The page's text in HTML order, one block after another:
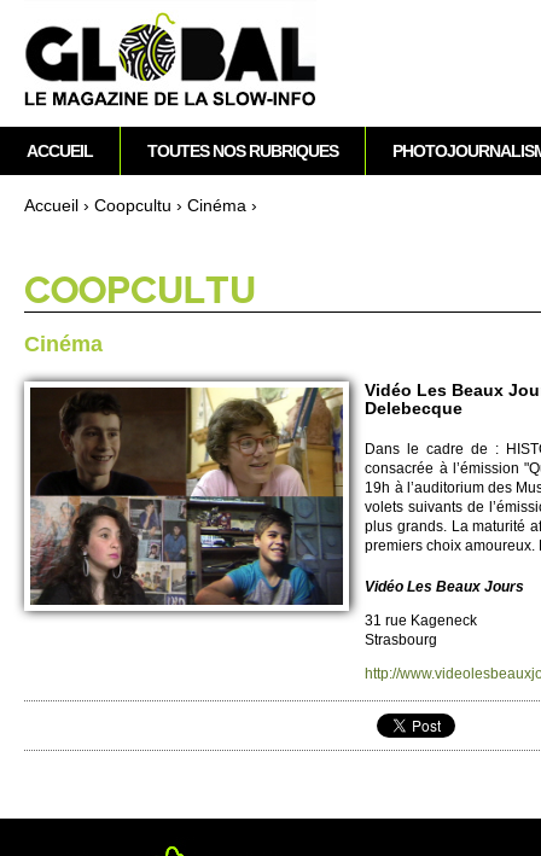
Accueil › Co­opcultu › Cinéma ›
CO­OPCULTU
Cinéma
Vidéo Les Beaux
Delebecque
Dans le cadre de :
consacrée à l’émission
19h à l’audito­rium des
vo­lets suivants de
plus grands. La maturité
pre­miers choix
Vidéo Les Beaux Jours
31 rue Kageneck
Strasbo­urg
http://​
M
e
n
r
i
n
i
ACCUEIL TOUTES NOS RUBRIQUES